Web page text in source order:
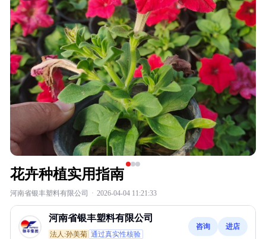
花卉种植实用指南
河南省银丰塑料有限公司 · 2026-04-04 11:21:33
河南省银丰塑料有限公司
法人:孙美菊 通过真实性核验
咨询 进店